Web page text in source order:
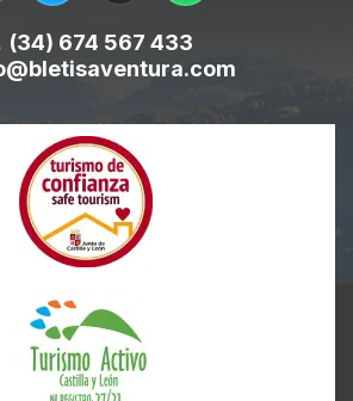
(34) 674 567 433